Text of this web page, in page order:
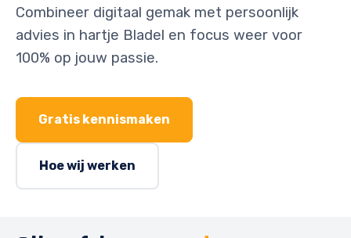
Combineer digitaal gemak met persoonlijk
advies in hartje Bladel en focus weer voor
100% op jouw passie.
Gratis kennismaken
Hoe wij werken